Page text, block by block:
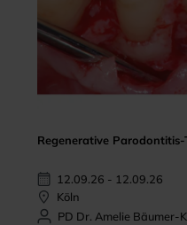
Regenerative Parodontitis-
12.09.26 - 12.09.26
Köln
PD Dr. Amelie Bäumer-